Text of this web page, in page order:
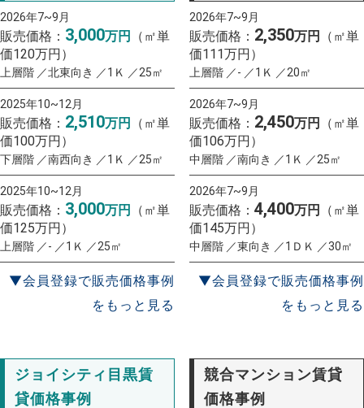
2026年7~9月
販売価格： 3,000万円
（㎡単
価120万円）
上層階 ／北東向き ／1Ｋ ／25㎡
2025年10~12月
販売価格： 2,510万円
（㎡単
価100万円）
下層階 ／南西向き ／1Ｋ ／25㎡
2025年10~12月
販売価格： 3,000万円
（㎡単
価125万円）
上層階 ／- ／1Ｋ ／25㎡
▼会員登録で販売価格事例
をもっと見る
2026年7~9月
販売価格： 2,350万円
（㎡単
価111万円）
上層階 ／- ／1Ｋ ／20㎡
2026年7~9月
販売価格： 2,450万円
（㎡単
価106万円）
中層階 ／南向き ／1Ｋ ／25㎡
2026年7~9月
販売価格： 4,400万円
（㎡単
価145万円）
中層階 ／東向き ／1ＤＫ ／30㎡
▼会員登録で販売価格事例
をもっと見る
ジョイシティ目黒賃
貸価格事例
競合マンション賃貸
価格事例